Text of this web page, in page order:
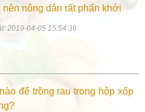
nông dân rất phấn khởi
2019-04-05 15:54:36
để trồng rau trong hộp xốp